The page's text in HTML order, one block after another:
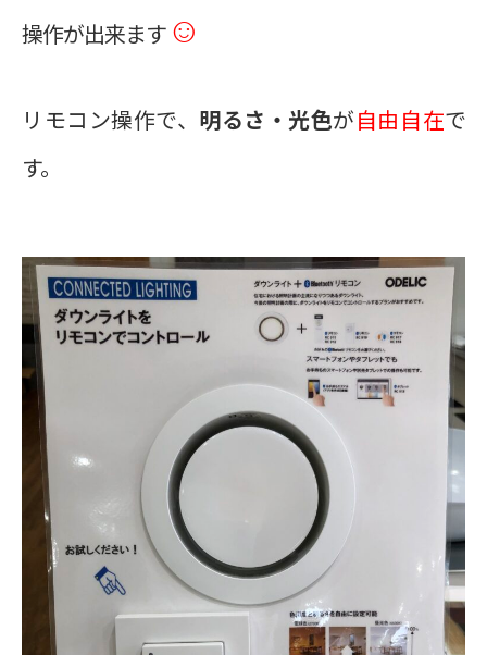
操作が出来ます ☺
リモコン操作で、 明るさ・光色が自由自在で
す。